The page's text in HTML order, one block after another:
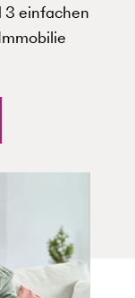
3 einfachen